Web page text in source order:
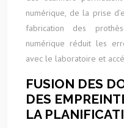
numérique, de la prise
fabrication des
numérique réduit les
avec le laboratoire et
FUSION DES
DES
LA